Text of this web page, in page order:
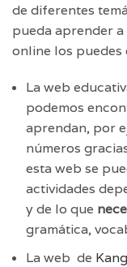
de diferentes
pueda aprender
online los puedes
La web
podemos
aprendan, por
números
esta web se
actividades
y de lo que
gramática,
La web de